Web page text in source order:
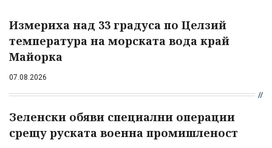
Измериха над 33 градуса по Целзий
температура на морската вода край
Майорка
07.08.2026
Зеленски обяви специални операции
срещу руската военна промишленост